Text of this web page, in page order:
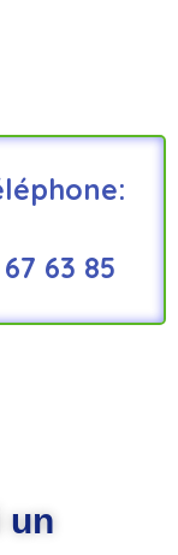
63 85
un